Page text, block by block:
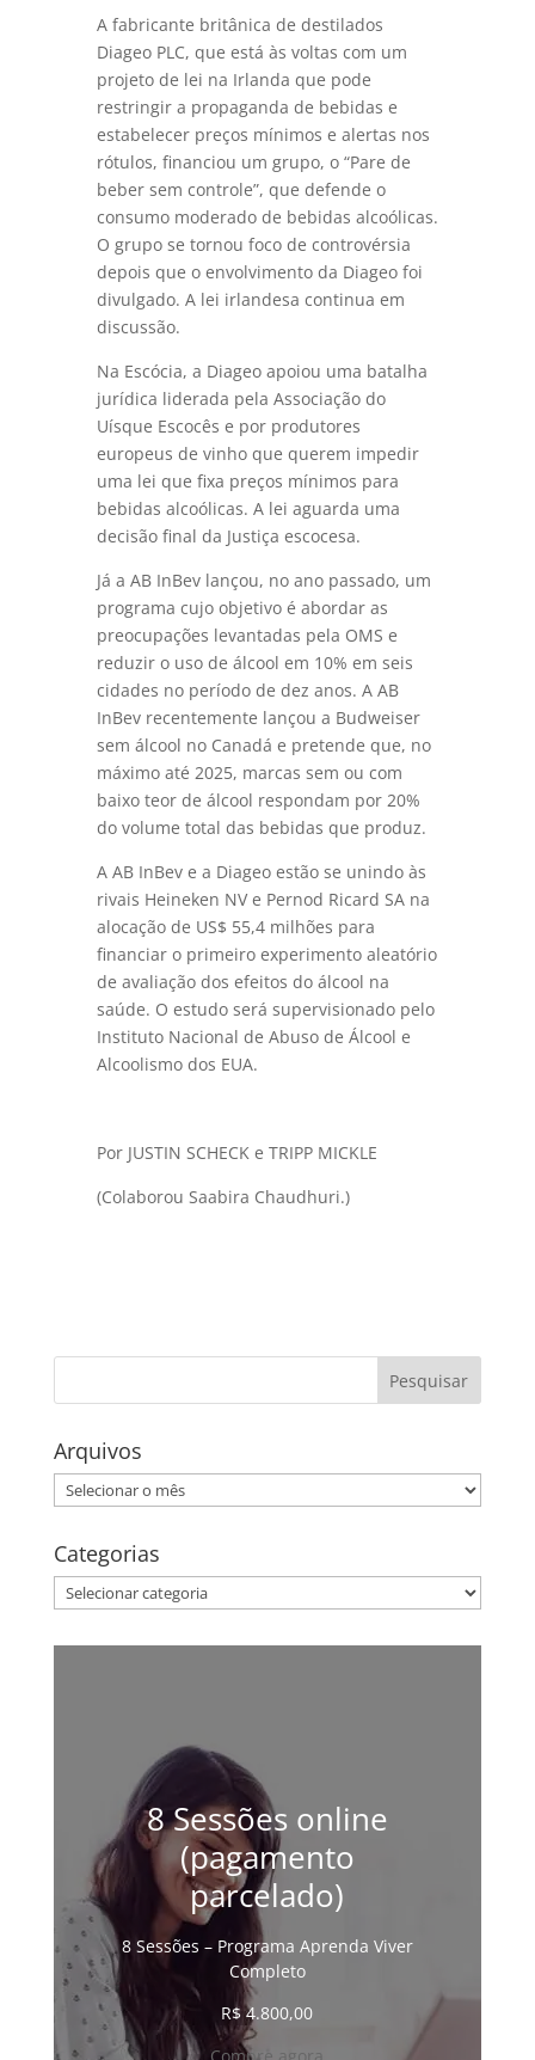
A fabricante britânica de destilados
Diageo PLC, que está às voltas com um
projeto de lei na Irlanda que pode
restringir a propaganda de bebidas e
estabelecer preços mínimos e alertas nos
rótulos, financiou um grupo, o “Pare de
beber sem controle”, que defende o
consumo moderado de bebidas alcoólicas.
O grupo se tornou foco de controvérsia
depois que o envolvimento da Diageo foi
divulgado. A lei irlandesa continua em
discussão.
Na Escócia, a Diageo apoiou uma batalha
jurídica liderada pela Associação do
Uísque Escocês e por produtores
europeus de vinho que querem impedir
uma lei que fixa preços mínimos para
bebidas alcoólicas. A lei aguarda uma
decisão final da Justiça escocesa.
Já a AB InBev lançou, no ano passado, um
programa cujo objetivo é abordar as
preocupações levantadas pela OMS e
reduzir o uso de álcool em 10% em seis
cidades no período de dez anos. A AB
InBev recentemente lançou a Budweiser
sem álcool no Canadá e pretende que, no
máximo até 2025, marcas sem ou com
baixo teor de álcool respondam por 20%
do volume total das bebidas que produz.
A AB InBev e a Diageo estão se unindo às
rivais Heineken NV e Pernod Ricard SAna
alocação de US$ 55,4 milhões para
financiar o primeiro experimento aleatório
de avaliação dos efeitos do álcool na
saúde. O estudo será supervisionado pelo
Instituto Nacional de Abuso de Álcool e
Alcoolismo dos EUA.
Por JUSTIN SCHECK e TRIPP MICKLE
(Colaborou Saabira Chaudhuri.)
Arquivos
Arquivos
Categorias
Categorias
8 Sessões online
(pagamento
parcelado)
8 Sessões – Programa Aprenda Viver
Completo
R$4.800,00